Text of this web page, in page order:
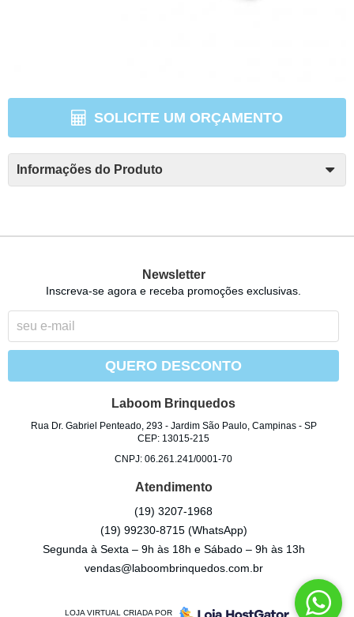
SOLICITE UM ORÇAMENTO
Informações do Produto
Newsletter
Inscreva-se agora e receba promoções exclusivas.
QUERO DESCONTO
Laboom Brinquedos
Rua Dr. Gabriel Penteado, 293- Jardim São Paulo, Campinas- SP
CEP: 13015-215
CNPJ: 06.261.241/0001-70
Atendimento
(19) 3207-1968
(19) 99230-8715 (WhatsApp)
Segunda à Sexta – 9h às 18h e Sábado – 9h às 13h
vendas@laboombrinquedos.com.br
LOJA VIRTUAL CRIADA POR